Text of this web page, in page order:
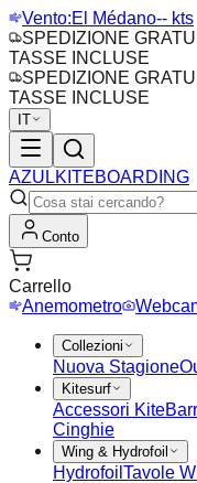
Vento:El Médano-- kts
SPEDIZIONE
TASSE INCLUSE
SPEDIZIONE
TASSE INCLUSE
IT
AZULKITEBOARDING
Conto
Carrello
Anemometro
Collezioni
Nuova Stagione
Kitesurf
Accessori Kite
Cinghie
Wing & Hydrofoil
Hydrofoil Tavole